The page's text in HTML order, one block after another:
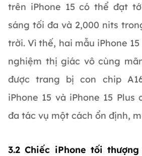
trên iPhone 15 có thể đạt
sáng tối đa và 2,000 nits
trời. Vì thế, hai mẫu iPhone
nghiệm thị giác vô cùng
được trang bị con chip
iPhone 15 và iPhone 15
đa tác vụ một cách ổn định,
3.2 Chiếc iPhone tối